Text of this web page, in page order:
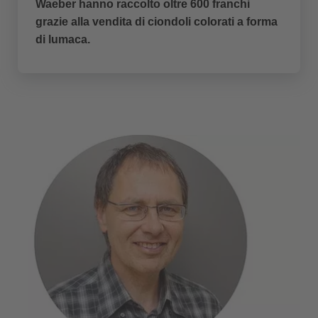
Waeber hanno raccolto oltre 600 franchi
grazie alla vendita di ciondoli colorati a forma
di lumaca.